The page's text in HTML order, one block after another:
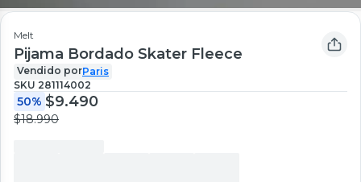
Melt
Pijama Bordado Skater Fleece
Vendido porParis
SKU 281114002
50% $9.490
$18.990